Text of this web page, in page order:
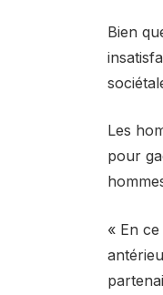
Bien
Les
pour
« En